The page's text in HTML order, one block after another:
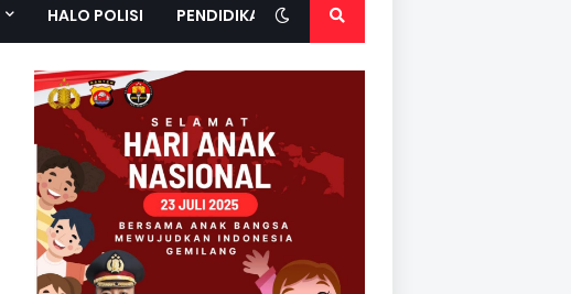
HALO POLISI PENDIDIKAN